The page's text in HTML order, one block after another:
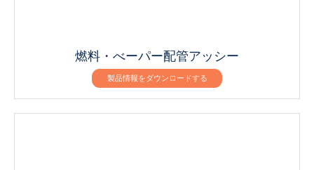
燃料・べーパー配管アッシー
製品情報をダウンロードする